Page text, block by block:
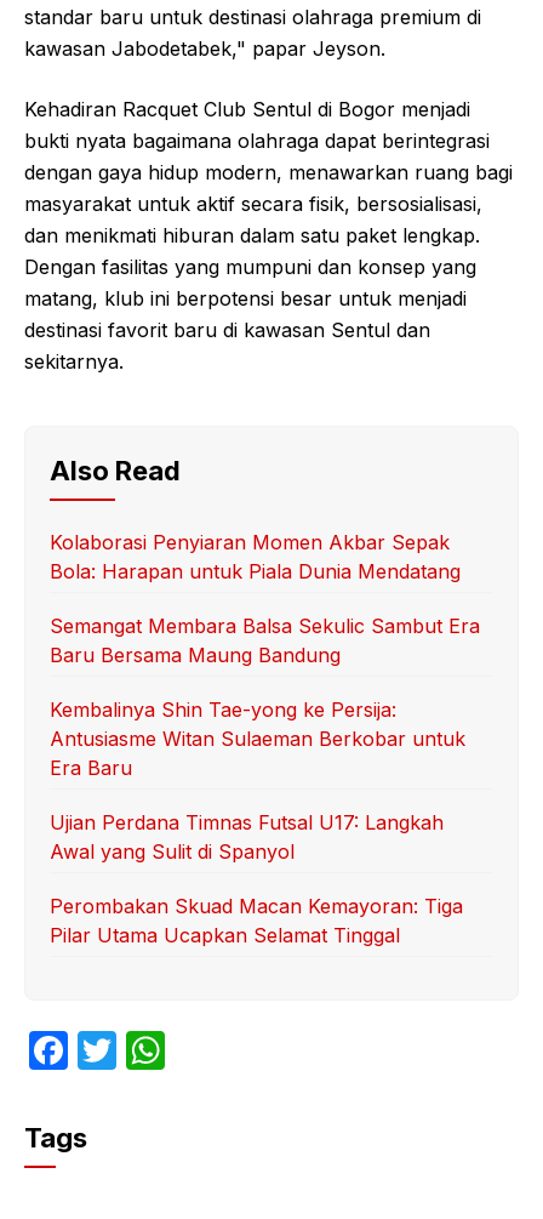
standar baru untuk destinasi olahraga premium di
kawasan Jabodetabek," papar Jeyson.
Kehadiran Racquet Club Sentul di Bogor menjadi
bukti nyata bagaimana olahraga dapat berintegrasi
dengan gaya hidup modern, menawarkan ruang bagi
masyarakat untuk aktif secara fisik, bersosialisasi,
dan menikmati hiburan dalam satu paket lengkap.
Dengan fasilitas yang mumpuni dan konsep yang
matang, klub ini berpotensi besar untuk menjadi
destinasi favorit baru di kawasan Sentul dan
sekitarnya.
Also Read
Kolaborasi Penyiaran Momen Akbar Sepak
Bola: Harapan untuk Piala Dunia Mendatang
Semangat Membara Balsa Sekulic Sambut Era
Baru Bersama Maung Bandung
Kembalinya Shin Tae-yong ke Persija:
Antusiasme Witan Sulaeman Berkobar untuk
Era Baru
Ujian Perdana Timnas Futsal U17: Langkah
Awal yang Sulit di Spanyol
Perombakan Skuad Macan Kemayoran: Tiga
Pilar Utama Ucapkan Selamat Tinggal
F
c
e
T
Tags